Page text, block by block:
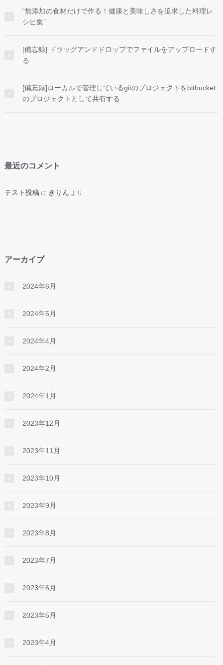
“無添加の食材だけで作る！健康と美味しさを追求した料理レ
シピ集”
[備忘録] ドラッグアンドドロップでファイルをアップロードす
る
[備忘録]ローカルで管理しているgitのプロジェクトをbitbucket
のプロジェクトとして共有する
最近のコメント
テスト投稿に きりん より
アーカイブ
2024年6月
2024年5月
2024年4月
2024年2月
2024年1月
2023年12月
2023年11月
2023年10月
2023年9月
2023年8月
2023年7月
2023年6月
2023年5月
2023年4月